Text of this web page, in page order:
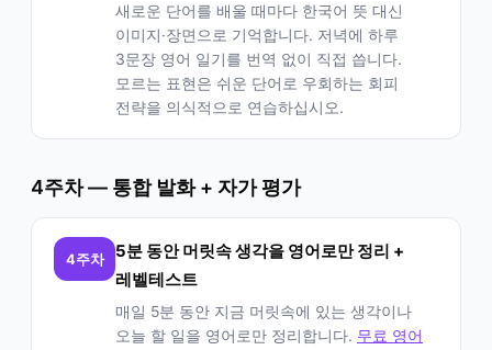
새로운 단어를 배울 때마다 한국어 뜻 대신
이미지·장면으로 기억합니다. 저녁에 하루
3문장 영어 일기를 번역 없이 직접 씁니다.
모르는 표현은 쉬운 단어로 우회하는 회피
전략을 의식적으로 연습하십시오.
4주차 — 통합 발화 + 자가 평가
4주차
5분 동안 머릿속 생각을 영어로만 정리 +
레벨테스트
매일 5분 동안 지금 머릿속에 있는 생각이나
오늘 할 일을 영어로만 정리합니다. 무료 영어